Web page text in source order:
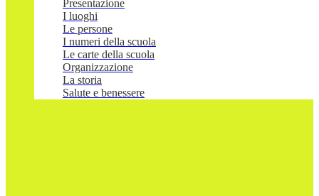
Presentazione
I luoghi
Le persone
I numeri della scuola
Le carte della scuola
Organizzazione
La storia
Salute e benessere